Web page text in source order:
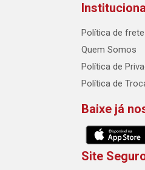
Política de frete
Quem Somos
Política de
Política de
Baixe já
Site